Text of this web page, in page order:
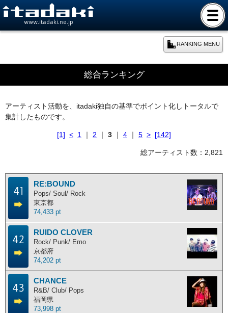
www.itadaki.ne.jp
RANKING MENU
本日のランキング
年間ランキング
主な活動地別ランキング
主な活動地別に分けたランキングです。
北海道 中部地方
近畿地方 九州地方
総合ランキング
アーティスト活動を、itadaki独自の基準でポイント化しトータルで
集計したものです。
[1] < 1 ｜ 2 ｜ 3 ｜ 4 ｜ 5 > [142]
総アーティスト数：2,821
41
RE:BOUND
Pops/ Soul/ Rock
東京都
74,433 pt
42
RUIDO CLOVER
Rock/ Punk/ Emo
京都府
74,202 pt
43
CHANCE
R&B/ Club/ Pops
福岡県
73,998 pt